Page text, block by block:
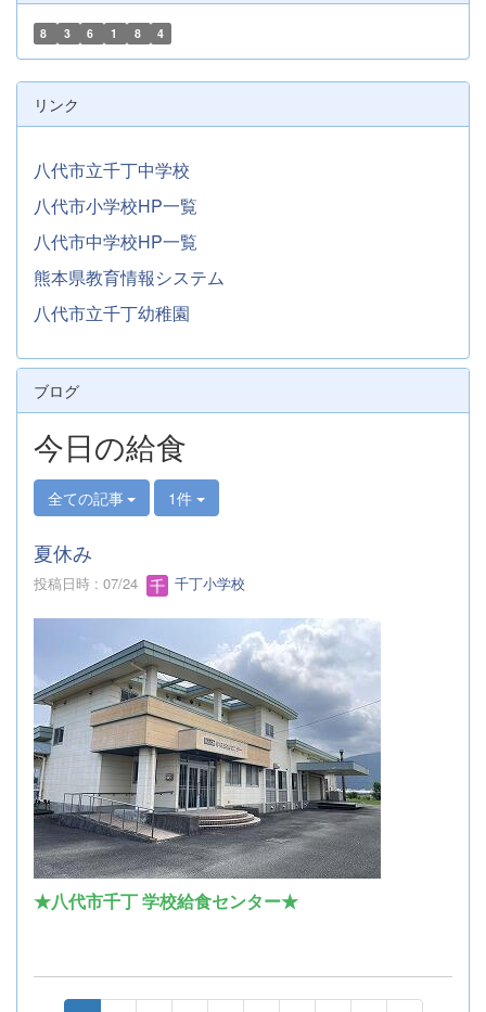
8 3 6 1 8 4
リンク
八代市立千丁中学校
八代市小学校HP一覧
八代市中学校HP一覧
熊本県教育情報システム
八代市立千丁幼稚園
ブログ
今日の給食
全ての記事 1件
夏休み
投稿日時 : 07/24 千丁小学校
★八代市千丁 学校給食センター★